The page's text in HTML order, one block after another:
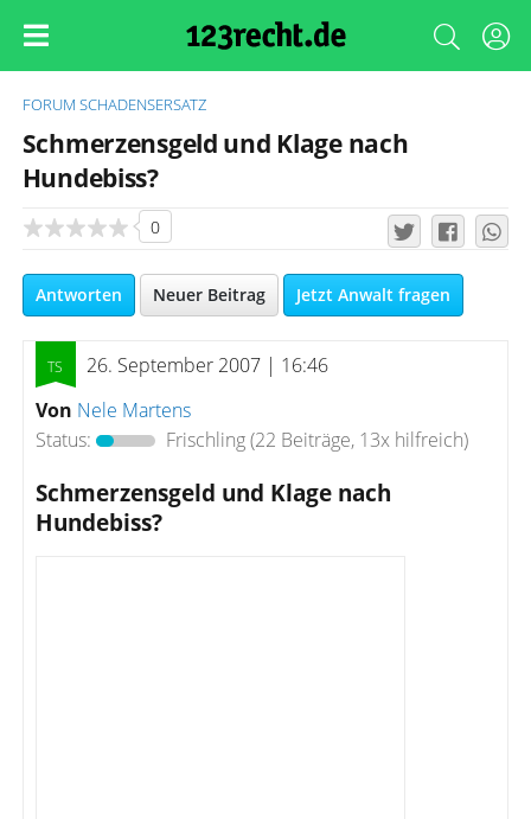
FORUM SCHADENSERSATZ
Schmerzensgeld und Klage nach
Hundebiss?
0
Antworten Neuer Beitrag Jetzt Anwalt fragen
26. September 2007 | 16:46
Von Nele Martens
Status:
Frischling(22 Beiträge, 13x hilfreich)
Schmerzensgeld und Klage nach
Hundebiss?